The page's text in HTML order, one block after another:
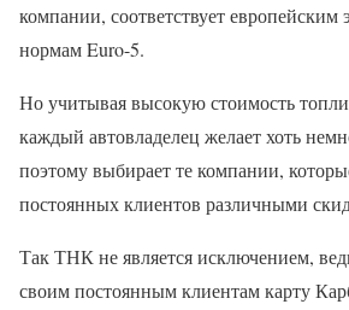
компании, соответствует европейским
нормам Euro-5.
Но учитывая высокую стоимость
каждый автовладелец желает хоть
поэтому выбирает те компании,
постоянных клиентов различными
Так ТНК не является исключением,
своим постоянным клиентам карту